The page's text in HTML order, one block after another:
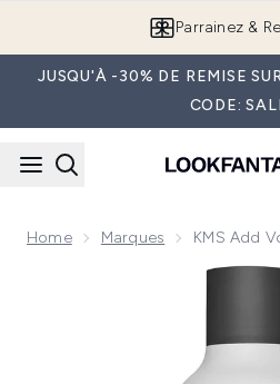
Parrainez &
JUSQU'À -30% DE REMISE
CODE:
Home Marques KMS Add
Now showing image 1 KMS Add